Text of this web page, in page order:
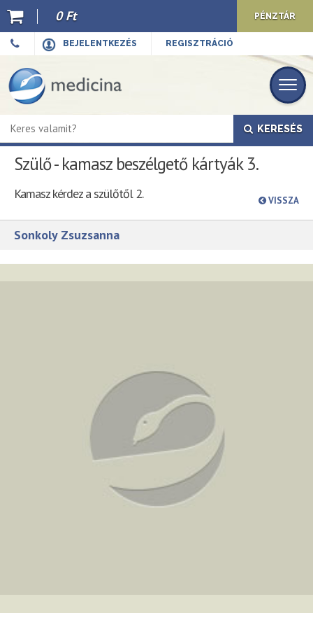
BEJELENTKEZÉS REGISZTRÁCIÓ
0 Ft PÉNZTÁR
KERESÉS
Szülő - kamasz beszélgető kártyák 3.
Kamasz kérdez a szülőtől 2.
Sonkoly Zsuzsanna
VISSZA
Ajánló
Kiadványaink
E-book
Újdonságok
Akciók
Előkészületben
Hírek